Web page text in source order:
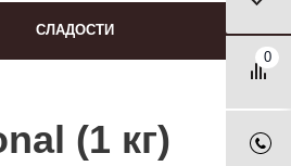
0
СЛАДОСТИ
(1 кг)